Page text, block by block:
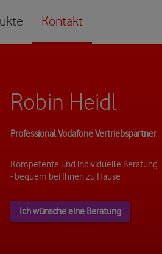
Kontakt
Robin Heidl
Professional Vodafone Vertriebspartner
Kompetente und individuelle Beratung
- bequem bei Ihnen zu Hause
Ich wünsche eine Beratung